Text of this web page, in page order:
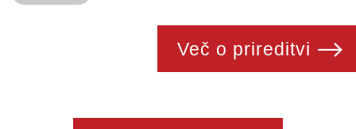
Več o prireditvi